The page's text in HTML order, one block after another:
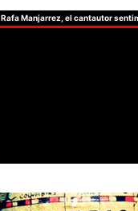
Rafa Manjarrez, el cantautor